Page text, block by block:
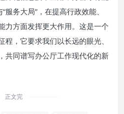
服务大局”，在提高行政效能、
力方面发挥更大作用。这是一个
，它要求我们以长远的眼光、
共同谱写办公厅工作现代化的新
正文完